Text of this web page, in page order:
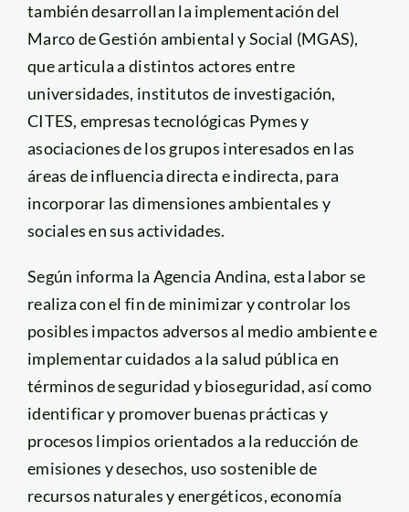
también desarrollan la implementación del
Marco de Gestión ambiental y Social (MGAS),
que articula a distintos actores entre
universidades, institutos de investigación,
CITES, empresas tecnológicas Pymes y
asociaciones de los grupos interesados en las
áreas de influencia directa e indirecta, para
incorporar las dimensiones ambientales y
sociales en sus actividades.
Según informa la Agencia Andina, esta labor se
realiza con el fin de minimizar y controlar los
posibles impactos adversos al medio ambiente e
implementar cuidados a la salud pública en
términos de seguridad y bioseguridad, así como
identificar y promover buenas prácticas y
procesos limpios orientados a la reducción de
emisiones y desechos, uso sostenible de
recursos naturales y energéticos, economía